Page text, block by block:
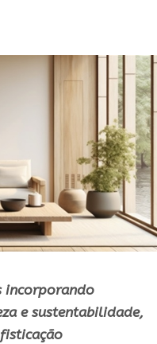
incorporando
e sustentabilidade,